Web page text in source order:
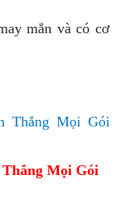
mắn và có cơ
Mọi Gói